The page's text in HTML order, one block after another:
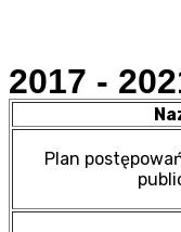
2017 -
Plan